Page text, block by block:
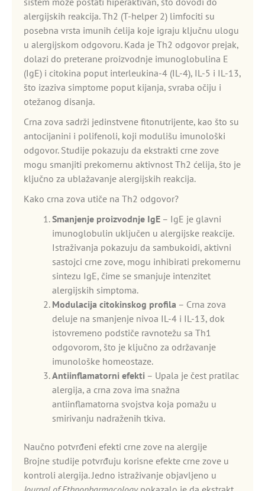
alergijskih reakcija. Th2 (T-helper 2) limfociti su
posebna vrsta imunih ćelija koje igraju ključnu ulogu
u alergijskom odgovoru. Kada je Th2 odgovor prejak,
dolazi do preterane proizvodnje imunoglobulina E
(IgE) i citokina poput interleukina-4 (IL-4), IL-5 i IL-13,
što izaziva simptome poput kijanja, svraba očiju i
otežanog disanja.
Crna zova sadrži jedinstvene fitonutrijente, kao što su
antocijanini i polifenoli, koji modulišu imunološki
odgovor. Studije pokazuju da ekstrakti crne zove
mogu smanjiti prekomernu aktivnost Th2 ćelija, što je
ključno za ublažavanje alergijskih reakcija.
Kako crna zova utiče na Th2 odgovor?
Smanjenje proizvodnje IgE – IgE je glavni
imunoglobulin uključen u alergijske reakcije.
Istraživanja pokazuju da sambukoidi, aktivni
sastojci crne zove, mogu inhibirati prekomernu
sintezu IgE, čime se smanjuje intenzitet
alergijskih simptoma.
Modulacija citokinskog profila – Crna zova
deluje na smanjenje nivoa IL-4 i IL-13, dok
istovremeno podstiče ravnotežu sa Th1
odgovorom, što je ključno za održavanje
imunološke homeostaze.
Antiinflamatorni efekti – Upala je čest pratilac
alergija, a crna zova ima snažna
antiinflamatorna svojstva koja pomažu u
smirivanju nadraženih tkiva.
Naučno potvrđeni efekti crne zove na alergije
Brojne studije potvrđuju korisne efekte crne zove u
kontroli alergija. Jedno istraživanje objavljeno u